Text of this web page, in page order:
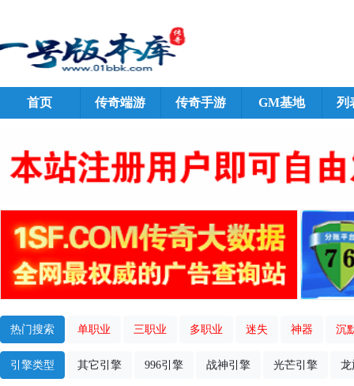
首页 传奇端游 传奇手游 GM基地 列
热门搜索 单职业 三职业 多职业 迷失 神器 沉
引擎类型 其它引擎 996引擎 战神引擎 光芒引擎 龙